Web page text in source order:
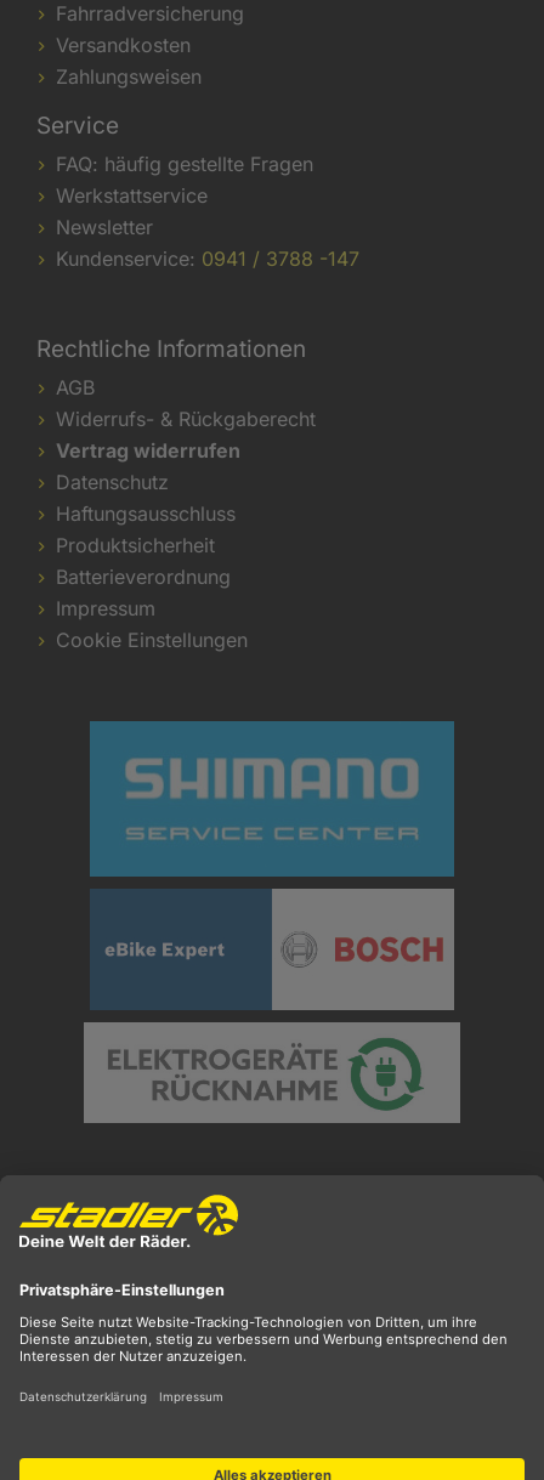
Fahrradversicherung
Versandkosten
Zahlungsweisen
Service
FAQ: häufig gestellte Fragen
Werkstattservice
Newsletter
Kundenservice: 0941 / 3788 -147
Rechtliche Informationen
AGB
Widerrufs- & Rückgaberecht
Vertrag widerrufen
Datenschutz
Haftungsausschluss
Produktsicherheit
Batterieverordnung
Impressum
Cookie Einstellungen